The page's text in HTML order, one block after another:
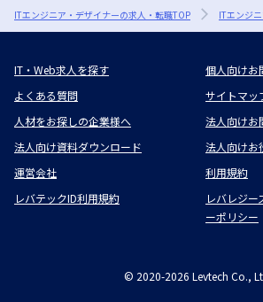
ITエンジニア・デザイナーの求人・転職TOP ITエンジ
IT・Web求人を探す
個人向けお
よくある質問
サイトマッ
人材をお探しの企業様へ
法人向けお
法人向け資料ダウンロード
法人向けお
運営会社
利用規約
レバテックID利用規約
レバレジー
ーポリシー
© 2020-2026 Levtech Co.,